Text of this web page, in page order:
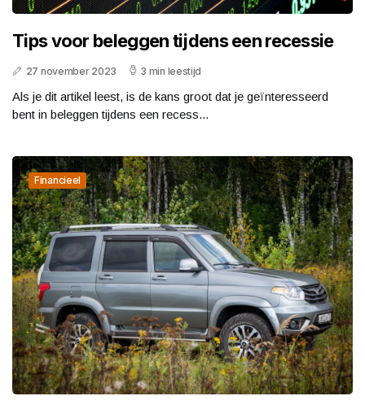
Tips voor beleggen tijdens een recessie
27 november 2023 3 min leestijd
Als je dit artikel leest, is de kans groot dat je geïnteresseerd
bent in beleggen tijdens een recess...
Financieel